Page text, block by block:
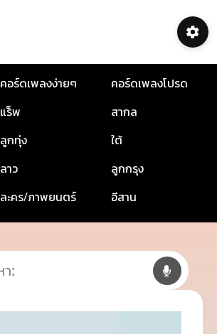
คอร์ดเพลงง่ายๆ
คอร์ดเพลงโปรด
แร็พ
สากล
ลูกทุ่ง
ใต้
ลาว
ลูกกรุง
ละคร/ภาพยนตร์ อีสาน